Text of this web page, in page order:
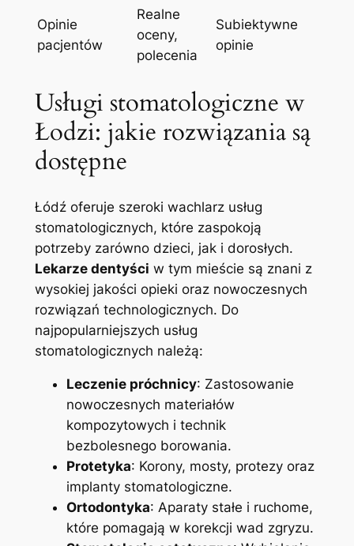
Opinie‌
pacjentów
Realne
oceny,
polecenia
Subiektywne
opinie
Usługi ‍stomatologiczne w
Łodzi: ⁣jakie ⁢rozwiązania są
dostępne
Łódź oferuje szeroki wachlarz‌ usług
stomatologicznych, które⁤ zaspokoją
potrzeby⁢ zarówno⁤ dzieci, jak ⁣i dorosłych.
Lekarze ⁤dentyści ‌w tym‌ mieście ‌są znani z
wysokiej‌ jakości opieki oraz nowoczesnych⁢
rozwiązań ‍technologicznych.‌ Do
⁢najpopularniejszych⁢ usług
stomatologicznych należą:
Leczenie ⁤próchnicy: ‌Zastosowanie
nowoczesnych materiałów⁢
kompozytowych i technik
bezbolesnego‍ borowania.
Protetyka: ‌Korony,​ mosty, protezy⁤ oraz ​
implanty stomatologiczne.
Ortodontyka: Aparaty stałe i‌ ruchome,
które pomagają ⁢w korekcji wad zgryzu.